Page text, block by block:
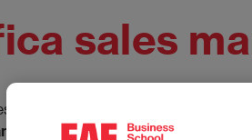
sales
el director de ventas de la
comercial, identificar los